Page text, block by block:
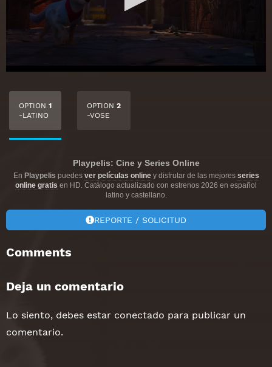
OPTION 1
-LATINO
OPTION 2
-VOSE
Playpelis: Cine y Series Online
En Playpelis puedes ver películas onliney disfrutar de las mejores series
online gratis en HD. Catálogo actualizado con estrenos 2026 en español
latino y castellano.
REPORTE / SOLICITUD
Comments
Deja un comentario
Lo siento, debes estar conectado para publicar un
comentario.